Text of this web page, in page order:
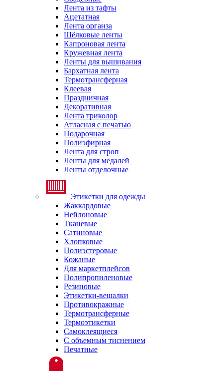
Лента из тафты
Ацетатная
Лента органза
Шёлковые ленты
Капроновая лента
Кружевная лента
Ленты для вышивания
Бархатная лента
Термотрансферная
Клеевая
Праздничная
Декоративная
Лента триколор
Атласная с печатью
Подарочная
Полиэфирная
Лента для строп
Ленты для медалей
Ленты отделочные
Этикетки для одежды
Жаккардовые
Нейлоновые
Тканевые
Сатиновые
Хлопковые
Полиэстеровые
Кожаные
Для маркетплейсов
Полипропиленовые
Резиновые
Этикетки-вешалки
Противокражные
Термотрансферные
Термоэтикетки
Самоклеящиеся
С объемным тиснением
Печатные